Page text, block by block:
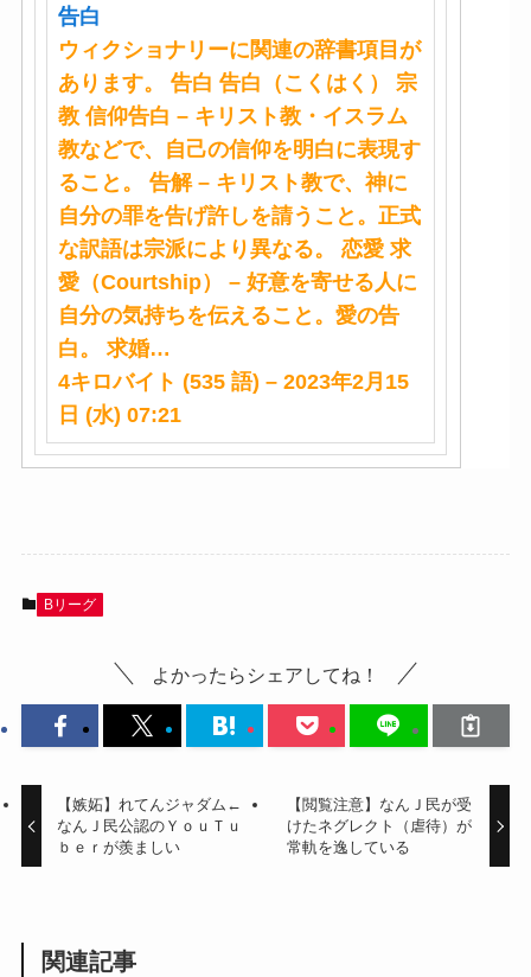
告白
ウィクショナリーに関連の辞書項目が
あります。 告白 告白 （こくはく） 宗
教 信仰告白 – キリスト教・イスラム
教などで、自己の信仰を明白に表現す
ること。 告解 – キリスト教で、神に
自分の罪を告げ許しを請うこと。正式
な訳語は宗派により異なる。 恋愛 求
愛（Courtship） – 好意を寄せる人に
自分の気持ちを伝えること。愛の告
白。 求婚…
4キロバイト (535 語) – 2023年2月15
日 (水) 07:21
Bリーグ
よかったらシェアしてね！
【嫉妬】れてんジャダム←
なんＪ民公認のＹｏｕＴｕ
ｂｅｒが羨ましい
【閲覧注意】なんＪ民が受
けたネグレクト（虐待）が
常軌を逸している
関連記事